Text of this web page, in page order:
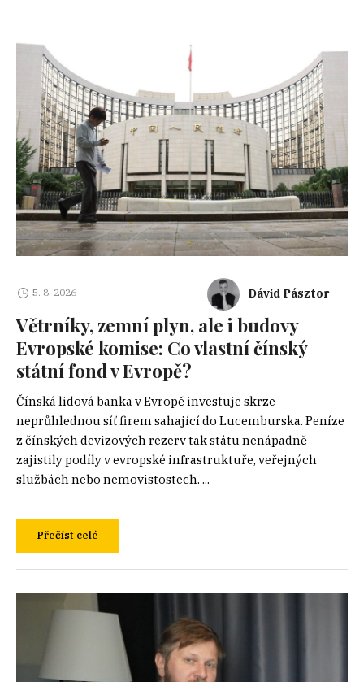
5. 8. 2026 Dávid Pásztor
Větrníky, zemní plyn, ale i budovy
Evropské komise: Co vlastní čínský
státní fond v Evropě?
Čínská lidová banka v Evropě investuje skrze
neprůhlednou síť firem sahající do Lucemburska. Peníze
z čínských devizových rezerv tak státu nenápadně
zajistily podíly v evropské infrastruktuře, veřejných
službách nebo nemovistostech. ...
Přečíst celé